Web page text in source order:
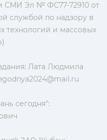
СМИ Эл № ФС77-72910 от
службой по надзору в
технологий и массовых
Лата Людмила
сегодня":